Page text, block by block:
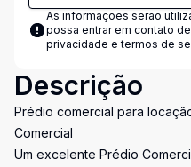
As informações serão
possa entrar em contato
privacidade e termos de
Descrição
Prédio comercial para
Comercial
Um excelente Prédio